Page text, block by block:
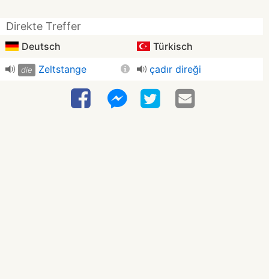
Direkte Treffer
Deutsch Türkisch
die Zeltstange çadır direği